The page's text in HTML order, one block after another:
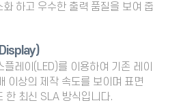
하고 우수한 출력 품질을 보여 줍
레이(LED)를 이용하여 기존 레이
이상의 제작 속도를 보이며 표면
한 최신 SLA 방식입니다.